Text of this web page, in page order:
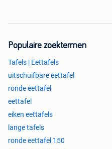
bordjes naar achter volgen.
Openingsuren?
Maandag: GESLOTEN
Dinsdag: GESLOTEN
Woensdag: 10-18 uur
Vrijdag: 10-18 uur
Zaterdag: 10-15 uur
Zondag: 10-15 uur
Populaire zoektermen
Tafels | Eettafels
uitschuifbare eettafel
ronde eettafel
eettafel
eiken eettafels
lange tafels
ronde eettafel 150